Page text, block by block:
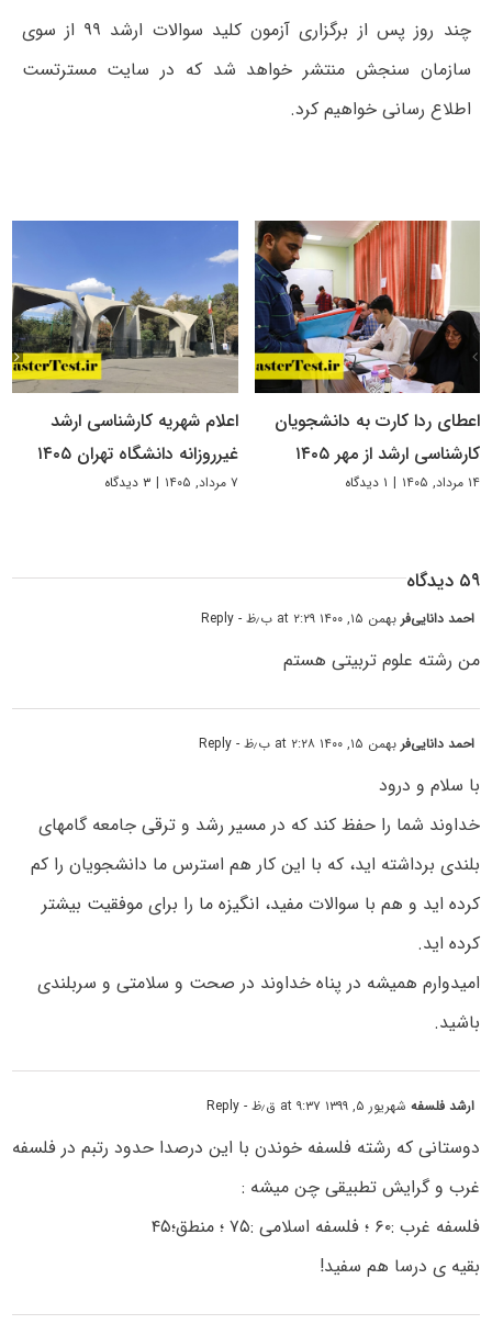
چند روز پس از برگزاری آزمون کلید سوالات ارشد ۹۹ از سوی
سازمان سنجش منتشر خواهد شد که در سایت مسترتست
اطلاع رسانی خواهیم کرد.
اعطای ردا کارت به دانشجویان
کارشناسی ارشد از مهر ۱۴۰۵
۱۴ مرداد, ۱۴۰۵ | ۱ دیدگاه
اعلام شهریه کارشناسی ارشد
غیرروزانه دانشگاه تهران ۱۴۰۵
۷ مرداد, ۱۴۰۵ | ۳ دیدگاه
۵۹ دیدگاه
احمد دانایی‌فربهمن ۱۵, ۱۴۰۰ at ۲:۲۹ ب٫ظ - Reply
من رشته علوم تربیتی هستم
احمد دانایی‌فربهمن ۱۵, ۱۴۰۰ at ۲:۲۸ ب٫ظ - Reply
با سلام و درود
خداوند شما را حفظ کند که در مسیر رشد و ترقی جامعه گامهای
بلندی برداشته اید، که با این کار هم استرس ما دانشجویان را کم
کرده اید و هم با سوالات مفید، انگیزه ما را برای موفقیت بیشتر
کرده اید.
امیدوارم همیشه در پناه خداوند در صحت و سلامتی و سربلندی
باشید.
ارشد فلسفهشهریور ۵, ۱۳۹۹ at ۹:۳۷ ق٫ظ - Reply
دوستانی که رشته فلسفه خوندن با این درصدا حدود رتبم در فلسفه
غرب و گرایش تطبیقی چن میشه :
فلسفه غرب :۶۰ ؛ فلسفه اسلامی :۷۵ ؛ منطق؛۴۵
بقیه ی درسا هم سفید!